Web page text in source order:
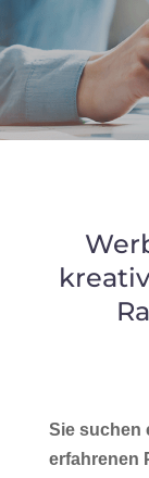
Sie suchen
erfahrenen